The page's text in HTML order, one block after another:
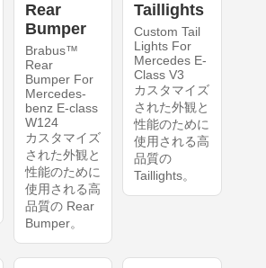
Rear
Bumper
Brabus™
Rear
Bumper For
Mercedes-
benz E-class
W124
カスタマイズ
された外観と
性能のために
使用される高
品質の Rear
Bumper。
Taillights
Custom Tail
Lights For
Mercedes E-
Class V3
カスタマイズ
された外観と
性能のために
使用される高
品質の
Taillights。